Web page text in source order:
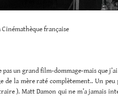
Cinémathèque française
pas un grand film-dommage-mais que
de la mère raté complètement.. Un
). Matt Damon qui ne m’a jamais